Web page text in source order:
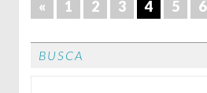
« 1 2 3 4 5 6
BUSCA